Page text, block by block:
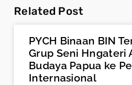
Related Post
PYCH Binaan BIN
Grup Seni Hngateri
Budaya Papua ke
Internasional